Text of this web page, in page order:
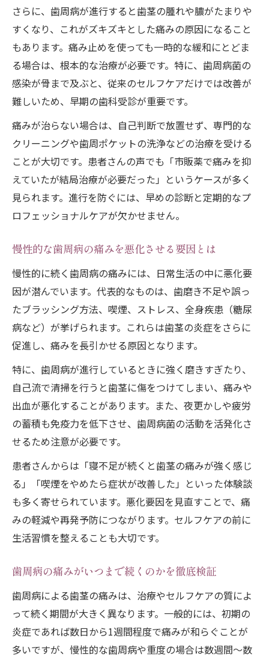
さらに、歯周病が進行すると歯茎の腫れや膿がたまりや
すくなり、これがズキズキとした痛みの原因になること
もあります。痛み止めを使っても一時的な緩和にとどま
る場合は、根本的な治療が必要です。特に、歯周病菌の
感染が骨まで及ぶと、従来のセルフケアだけでは改善が
難しいため、早期の歯科受診が重要です。
痛みが治らない場合は、自己判断で放置せず、専門的な
クリーニングや歯周ポケットの洗浄などの治療を受ける
ことが大切です。患者さんの声でも「市販薬で痛みを抑
えていたが結局治療が必要だった」というケースが多く
見られます。進行を防ぐには、早めの診断と定期的なプ
ロフェッショナルケアが欠かせません。
慢性的な歯周病の痛みを悪化させる要因とは
慢性的に続く歯周病の痛みには、日常生活の中に悪化要
因が潜んでいます。代表的なものは、歯磨き不足や誤っ
たブラッシング方法、喫煙、ストレス、全身疾患（糖尿
病など）が挙げられます。これらは歯茎の炎症をさらに
促進し、痛みを長引かせる原因となります。
特に、歯周病が進行しているときに強く磨きすぎたり、
自己流で清掃を行うと歯茎に傷をつけてしまい、痛みや
出血が悪化することがあります。また、夜更かしや疲労
の蓄積も免疫力を低下させ、歯周病菌の活動を活発化さ
せるため注意が必要です。
患者さんからは「寝不足が続くと歯茎の痛みが強く感じ
る」「喫煙をやめたら症状が改善した」といった体験談
も多く寄せられています。悪化要因を見直すことで、痛
みの軽減や再発予防につながります。セルフケアの前に
生活習慣を整えることも大切です。
歯周病の痛みがいつまで続くのかを徹底検証
歯周病による歯茎の痛みは、治療やセルフケアの質によ
って続く期間が大きく異なります。一般的には、初期の
炎症であれば数日から1週間程度で痛みが和らぐことが
多いですが、慢性的な歯周病や重度の場合は数週間～数